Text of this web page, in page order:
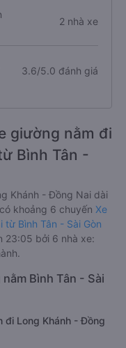
2 nhà xe
3.6/5.0 đánh giá
giường nằm đi
Bình Tân -
Khánh - Đồng Nai dài
khoảng 6 chuyến Xe
Bình Tân - Sài Gòn
23:05 bởi 6 nhà xe:
Bình Tân - Sài
đi Long Khánh - Đồng